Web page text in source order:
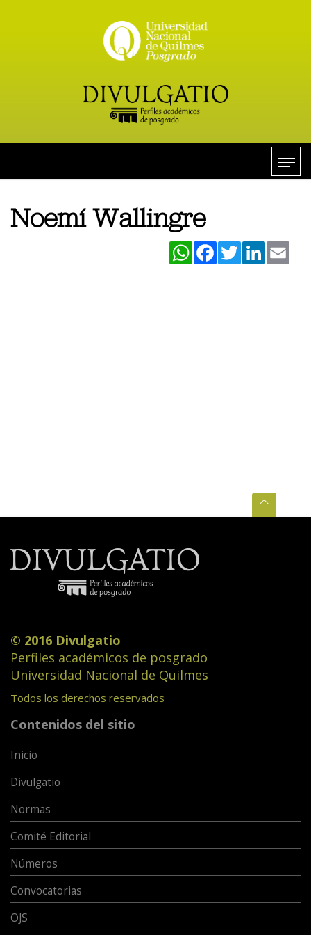
Noemí Wallingre
WhatsAppFacebookTwitterLinkedIn
© 2016 Divulgatio
Perfiles académicos de posgrado
Universidad Nacional de Quilmes
Todos los derechos reservados
Contenidos del sitio
Inicio
Divulgatio
Normas
Comité Editorial
Números
Convocatorias
OJS